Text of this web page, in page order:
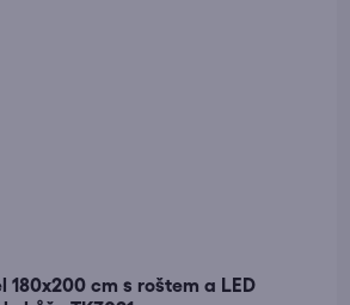
180x200 cm s roštem a LED